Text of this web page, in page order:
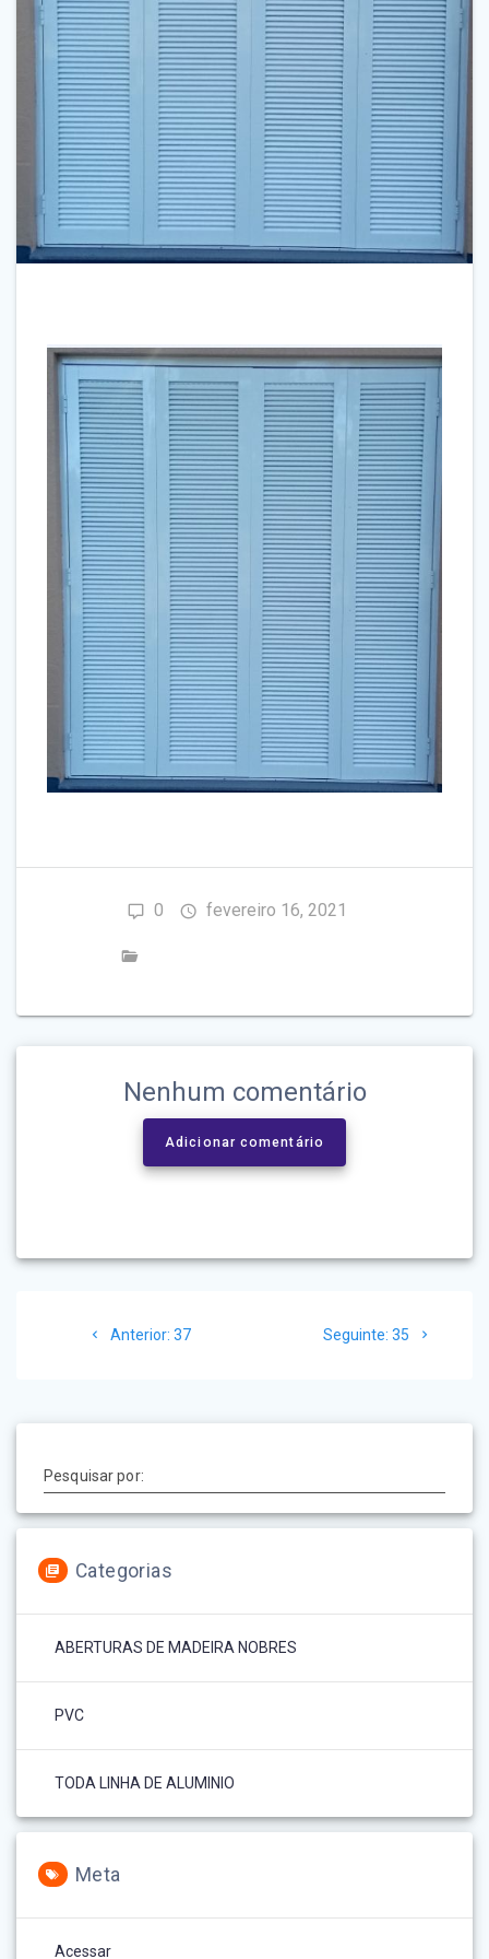
0 fevereiro 16, 2021
Nenhum comentário
Adicionar comentário
Anterior: Post
37 Seguinte: Post
35
Pesquisar por:
Categorias
ABERTURAS DE MADEIRA NOBRES
PVC
TODA LINHA DE ALUMINIO
Meta
Acessar